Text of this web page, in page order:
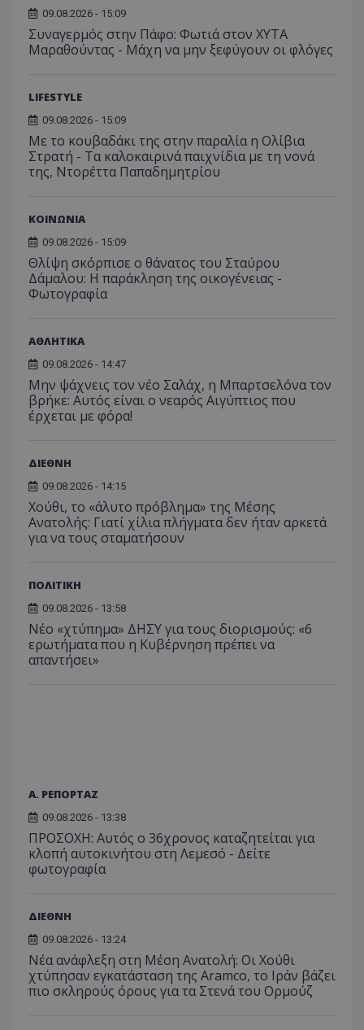
09.08.2026 - 15:09
Συναγερμός στην Πάφο: Φωτιά στον ΧΥΤΑ
Μαραθούντας - Μάχη να μην ξεφύγουν οι φλόγες
LIFESTYLE
09.08.2026 - 15:09
Με το κουβαδάκι της στην παραλία η Ολίβια
Στρατή - Τα καλοκαιρινά παιχνίδια με τη νονά
της, Ντορέττα Παπαδημητρίου
ΚΟΙΝΩΝΙΑ
09.08.2026 - 15:09
Θλίψη σκόρπισε ο θάνατος του Σταύρου
Δάμαλου: Η παράκληση της οικογένειας -
Φωτογραφία
ΑΘΛΗΤΙΚΑ
09.08.2026 - 14:47
Μην ψάχνεις τον νέο Σαλάχ, η Μπαρτσελόνα τον
βρήκε: Αυτός είναι ο νεαρός Αιγύπτιος που
έρχεται με φόρα!
ΔΙΕΘΝΗ
09.08.2026 - 14:15
Χούθι, το «άλυτο πρόβλημα» της Μέσης
Ανατολής: Γιατί χίλια πλήγματα δεν ήταν αρκετά
για να τους σταματήσουν
ΠΟΛΙΤΙΚΗ
09.08.2026 - 13:58
Νέο «χτύπημα» ΔΗΣΥ για τους διορισμούς: «6
ερωτήματα που η Κυβέρνηση πρέπει να
απαντήσει»
Α. ΡΕΠΟΡΤΑΖ
09.08.2026 - 13:38
ΠΡΟΣΟΧΗ: Αυτός ο 36χρονος καταζητείται για
κλοπή αυτοκινήτου στη Λεμεσό - Δείτε
φωτογραφία
ΔΙΕΘΝΗ
09.08.2026 - 13:24
Νέα ανάφλεξη στη Μέση Ανατολή: Οι Χούθι
χτύπησαν εγκατάσταση της Aramco, το Ιράν βάζει
πιο σκληρούς όρους για τα Στενά του Ορμούζ
_ga_J7RS52TMNC
.tothemaonline.com
1 χρόνος 1
μήνας